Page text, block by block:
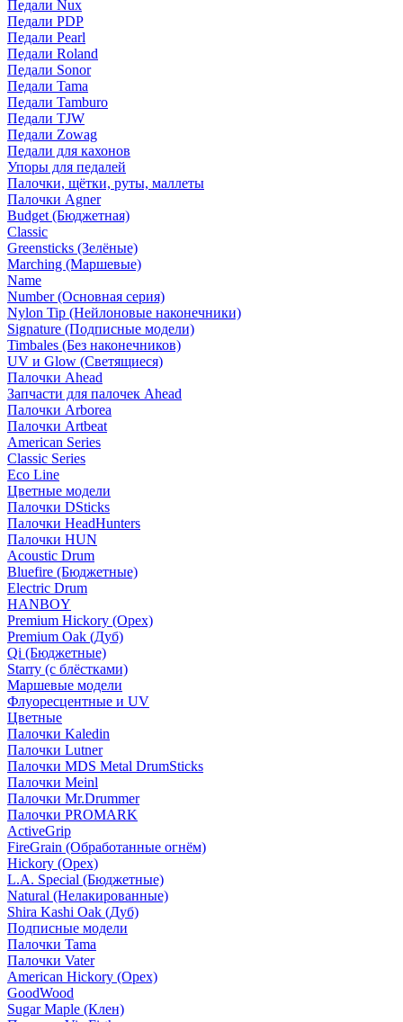
Педали Nux
Педали PDP
Педали Pearl
Педали Roland
Педали Sonor
Педали Tama
Педали Tamburo
Педали TJW
Педали Zowag
Педали для кахонов
Упоры для педалей
Палочки, щётки, руты, маллеты
Палочки Agner
Budget (Бюджетная)
Classic
Greensticks (Зелёные)
Marching (Маршевые)
Name
Number (Основная серия)
Nylon Tip (Нейлоновые наконечники)
Signature (Подписные модели)
Timbales (Без наконечников)
UV и Glow (Светящиеся)
Палочки Ahead
Запчасти для палочек Ahead
Палочки Arborea
Палочки Artbeat
American Series
Classic Series
Eco Line
Цветные модели
Палочки DSticks
Палочки HeadHunters
Палочки HUN
Acoustic Drum
Bluefire (Бюджетные)
Electric Drum
HANBOY
Premium Hickory (Орех)
Premium Oak (Дуб)
Qi (Бюджетные)
Starry (с блёстками)
Маршевые модели
Флуоресцентные и UV
Цветные
Палочки Kaledin
Палочки Lutner
Палочки MDS Metal DrumSticks
Палочки Meinl
Палочки Mr.Drummer
Палочки PROMARK
ActiveGrip
FireGrain (Обработанные огнём)
Hickory (Орех)
L.A. Special (Бюджетные)
Natural (Нелакированные)
Shira Kashi Oak (Дуб)
Подписные модели
Палочки Tama
Палочки Vater
American Hickory (Орех)
GoodWood
Sugar Maple (Клен)